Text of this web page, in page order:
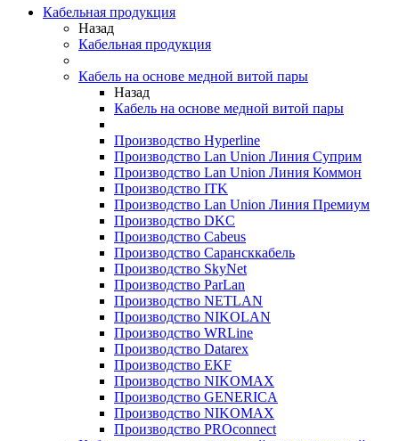
Кабельная продукция
Назад
Кабельная продукция
Кабель на основе медной витой пары
Назад
Кабель на основе медной витой пары
Производство Hyperline
Производство Lan Union Линия Суприм
Производство Lan Union Линия Коммон
Производство ITK
Производство Lan Union Линия Премиум
Производство DKC
Производство Cabeus
Производство Сарансккабель
Производство SkyNet
Производство ParLan
Производство NETLAN
Производство NIKOLAN
Производство WRLine
Производство Datarex
Производство EKF
Производство NIKOMAX
Производство GENERICA
Производство NIKOMAX
Производство PROconnect